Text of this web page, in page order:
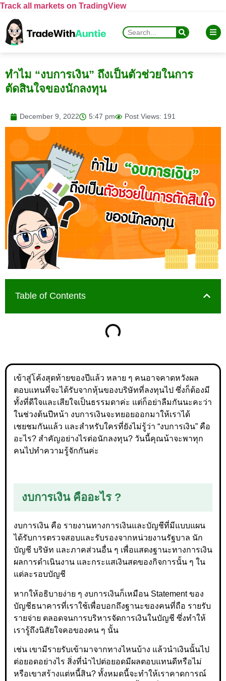
Track all markets on TradingView
ทำไม “งบการเงิน” ถึงเป็นตัวช่วยในการ
ตัดสินใจของนักลงทุน
December 9, 2022 5:47 pm Post Views: 191
Table of Contents
เข้าสู่โค้งสุดท้ายของปีแล้ว หลาย ๆ คนอาจคาดหวังผล
ตอบแทนที่จะได้รับจากหุ้นของบริษัทที่ลงทุนไป ซึ่งก็ต้องมี
ทั้งที่ดีใจและเสียใจเป็นธรรมดาค่ะ แต่ก็อย่าลืมกันนะคะว่า
ในช่วงต้นปีหน้า งบการเงินจะทยอยออกมาให้เราได้
เชยชมกันแล้ว และสำหรับใครที่ยังไม่รู้ว่า “งบการเงิน” คือ
อะไร? สำคัญอย่างไรต่อนักลงทุน? วันนี้คุณน้าจะพาทุก
คนไปทำความรู้จักกันค่ะ
งบการเงิน คืออะไร ?
งบการเงิน คือ รายงานทางการเงินและบัญชีที่มีแบบแผน
ได้รับการตรวจสอบและรับรองจากหน่วยงานรัฐบาล นัก
บัญชี บริษัท และภาคส่วนอื่น ๆ เพื่อแสดงฐานะทางการเงิน
ผลการดำเนินงาน และกระแสเงินสดของกิจการนั้น ๆ ใน
แต่ละรอบบัญชี
หากให้อธิบายง่าย ๆ งบการเงินก็เหมือน Statement ของ
บัญชีธนาคารที่เราใช้เพื่อบอกถึงฐานะของคนที่ถือ รายรับ
รายจ่าย ตลอดจนการบริหารจัดการเงินในบัญชี ซึ่งทำให้
เรารู้ถึงนิสัยใจคอของคน ๆ นั้น
เช่น เขามีรายรับเข้ามาจากทางไหนบ้าง แล้วนำเงินนั้นไป
ต่อยอดอย่างไร สิ่งที่นำไปต่อยอดมีผลตอบแทนดีหรือไม่
หรือเขาสร้างแต่หนี้สิน? ทั้งหมดนี้จะทำให้เราคาดการณ์